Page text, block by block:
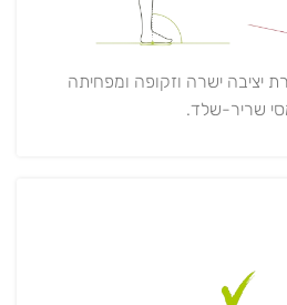
יציבה ישרה וזקופה ומפחיתה
שריר-שלד.